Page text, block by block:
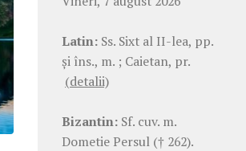
Latin: Ss. Sixt al II-lea, pp.
şi îns., m. ; Caietan, pr.
(detalii)
Bizantin: Sf. cuv. m.
Dometie Persul († 262).